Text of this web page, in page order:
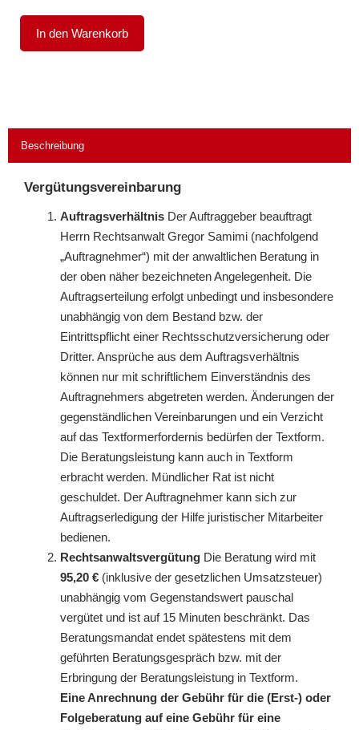
Menge
In den Warenkorb
Beschreibung
Vergütungsvereinbarung
Auftragsverhältnis Der Auftraggeber beauftragt
Herrn Rechtsanwalt Gregor Samimi (nachfolgend
„Auftragnehmer“) mit der anwaltlichen Beratung in
der oben näher bezeichneten Angelegenheit. Die
Auftragserteilung erfolgt unbedingt und insbesondere
unabhängig von dem Bestand bzw. der
Eintrittspflicht einer Rechtsschutzversicherung oder
Dritter. Ansprüche aus dem Auftragsverhältnis
können nur mit schriftlichem Einverständnis des
Auftragnehmers abgetreten werden. Änderungen der
gegenständlichen Vereinbarungen und ein Verzicht
auf das Textformerfordernis bedürfen der Textform.
Die Beratungsleistung kann auch in Textform
erbracht werden. Mündlicher Rat ist nicht
geschuldet. Der Auftragnehmer kann sich zur
Auftragserledigung der Hilfe juristischer Mitarbeiter
bedienen.
Rechtsanwaltsvergütung Die Beratung wird mit
95,20 € (inklusive der gesetzlichen Umsatzsteuer)
unabhängig vom Gegenstandswert pauschal
vergütet und ist auf 15 Minuten beschränkt. Das
Beratungsmandat endet spätestens mit dem
geführten Beratungsgespräch bzw. mit der
Erbringung der Beratungsleistung in Textform.
Eine Anrechnung der Gebühr für die (Erst-) oder
Folgeberatung auf eine Gebühr für eine